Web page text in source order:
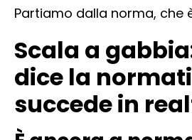
Partiamo dalla norma, che
Scala a
dice la
succede in